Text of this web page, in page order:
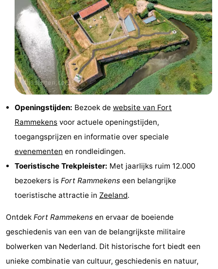
Zeeland
Schouwen-
Duiveland
Renesse
Brouwershaven
Bruinisse
Zierikzee
Natuur
Oosterschelde
-
Burgh
Haamstede
Natuur
Kop
van
Walcheren
-
Veere
-
Openingstijden: Bezoek de website van Fort
Rammekens voor actuele openingstijden,
toegangsprijzen en informatie over speciale
evenementen en rondleidingen.
Toeristische Trekpleister: Met jaarlijks ruim 12.000
bezoekers is Fort Rammekens een belangrijke
toeristische attractie in Zeeland.
Ontdek Fort Rammekens en ervaar de boeiende
geschiedenis van een van de belangrijkste militaire
bolwerken van Nederland. Dit historische fort biedt een
unieke combinatie van cultuur, geschiedenis en natuur,